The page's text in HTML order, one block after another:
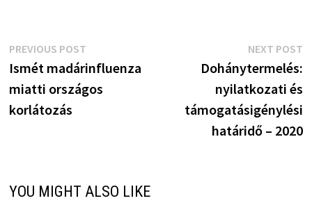
Bejegyzés
navigáció
PREVIOUS POSTPrevious
post:
Ismét madárinfluenza
miatti országos
korlátozás
NEXT POST
Dohánytermelés:
nyilatkozati és
támogatásigénylési
határidő – 2020
YOU MIGHT ALSO LIKE